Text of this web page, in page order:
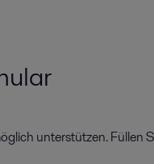
unterstützen. Füllen